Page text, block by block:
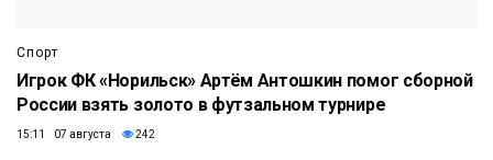
Спорт
Игрок ФК «Норильск» Артём Антошкин помог сборной
России взять золото в футзальном турнире
15:11 07 августа 242